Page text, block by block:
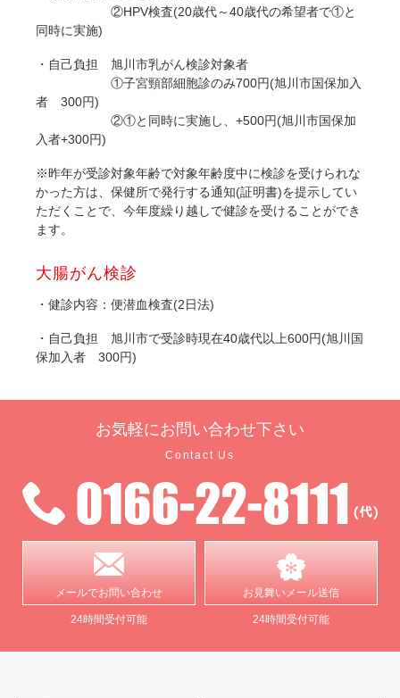
②HPV検査(20歳代～40歳代の希望者で①と
同時に実施)
・自己負担 旭川市乳がん検診対象者
①子宮頸部細胞診のみ700円(旭川市国保加入
者 300円)
②①と同時に実施し、+500円(旭川市国保加
入者+300円)
※昨年が受診対象年齢で対象年齢度中に検診を受けられな
かった方は、保健所で発行する通知(証明書)を提示してい
ただくことで、今年度繰り越しで健診を受けることができ
ます。
大腸がん検診
・健診内容：便潜血検査(2日法)
・自己負担 旭川市で受診時現在40歳代以上600円(旭川国
保加入者 300円)
お気軽に お問い合わせ下さい
Contact Us
メールでお問い合わせ
24時間受付可能
お見舞いメール送信
24時間受付可能